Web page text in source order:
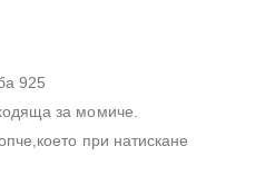
925
за момиче.
при натискане